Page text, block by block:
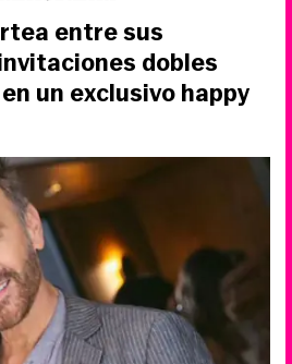
entre sus
dobles
un exclusivo happy